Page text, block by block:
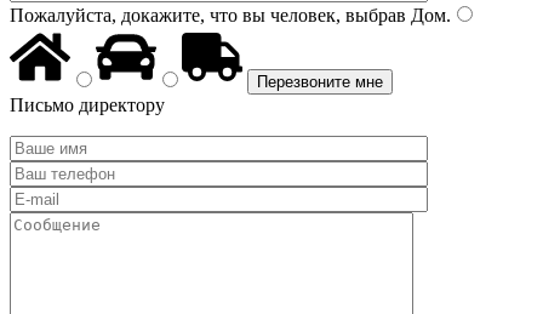
Пожалуйста, докажите, что вы человек, выбрав Дом.
Письмо директору